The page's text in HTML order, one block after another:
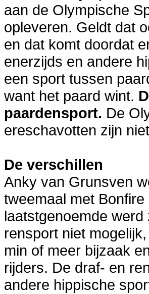
aan de Olympische
opleveren. Geldt dat
en dat komt doordat
enerzijds en andere
een sport tussen
want het paard wint.
paardensport. De
ereschavotten zijn
De verschillen
Anky van Grunsven
tweemaal met
laatstgenoemde
rensport niet
min of meer bijzaak
rijders. De draf- en
andere hippische